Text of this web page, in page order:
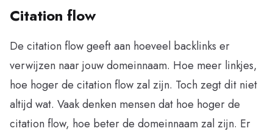
Citation flow
De citation flow geeft aan hoeveel backlinks er
verwijzen naar jouw domeinnaam. Hoe meer linkjes,
hoe hoger de citation flow zal zijn. Toch zegt dit niet
altijd wat. Vaak denken mensen dat hoe hoger de
citation flow, hoe beter de domeinnaam zal zijn. Er